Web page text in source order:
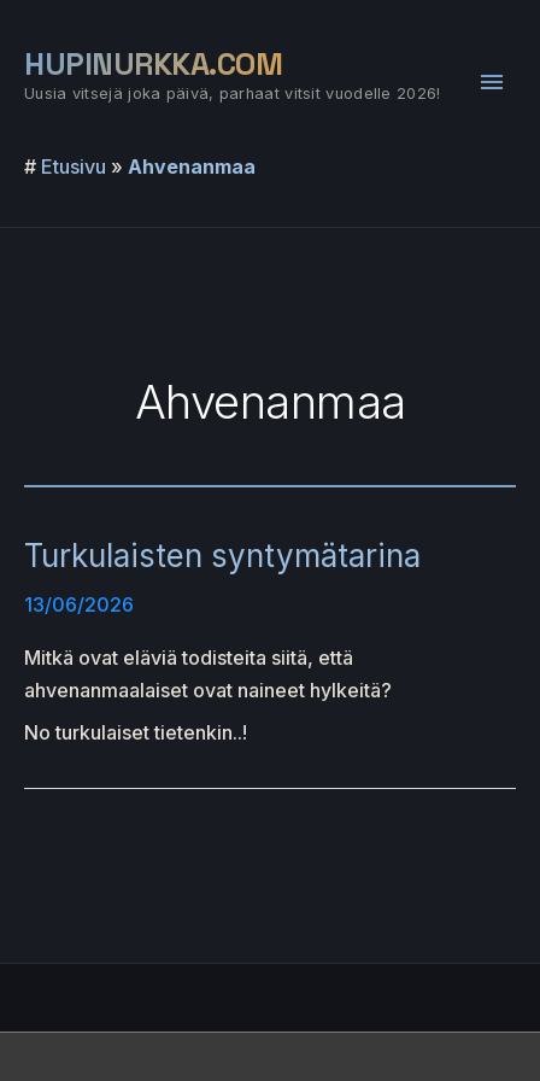
sisältöön
HUPINURKKA.COM
Uusia vitsejä joka päivä, parhaat vitsit vuodelle 2026!
# Etusivu » Ahvenanmaa
Ahvenanmaa
Turkulaisten syntymätarina
13/06/2026
Mitkä ovat eläviä todisteita siitä, että
ahvenanmaalaiset ovat naineet hylkeitä?
No turkulaiset tietenkin..!